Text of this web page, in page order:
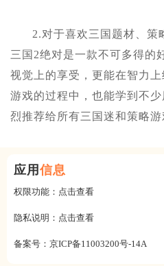
2.对于喜欢三国题材、策
三国2绝对是一款不可多得的
视觉上的享受，更能在智力
游戏的过程中，也能学到不
烈推荐给所有三国迷和策略游
应用 信息
权限功能： 点击查看
隐私说明： 点击查看
备案号： 京ICP备11003200号-14A